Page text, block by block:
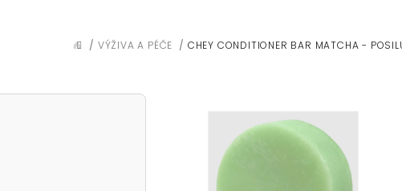
DOMŮ
/ VÝŽIVA A PÉČE / CHEY CONDITIONER BAR MATCHA -